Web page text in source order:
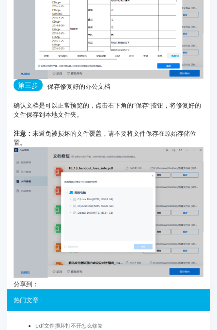
第三步 保存修复好的办公文档
确认文档是可以正常预览的，点击右下角的“保存”按钮，将修复好的
文件保存到本地文件夹。
注意： 未避免被损坏的文件覆盖，请不要将文件保存在原始存储位
置。
分享到：
热门文章
pdf文件损坏打不开怎么修复